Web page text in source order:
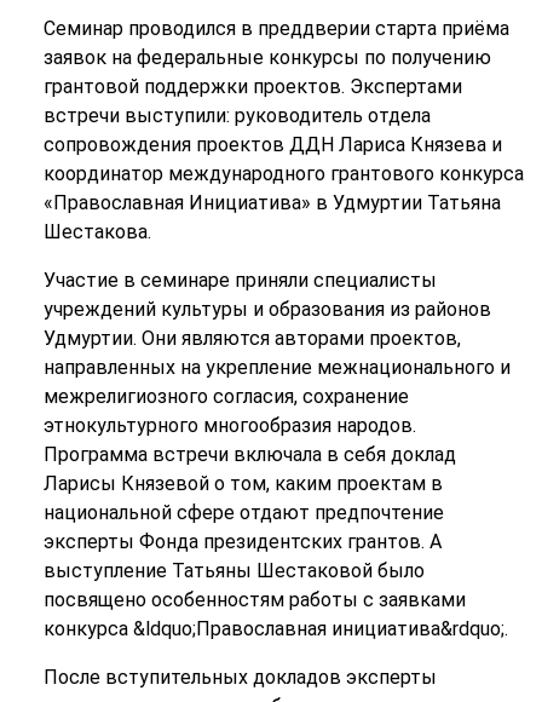
Семинар проводился в преддверии старта приёма
заявок на федеральные конкурсы по получению
грантовой поддержки проектов. Экспертами
встречи выступили: руководитель отдела
сопровождения проектов ДДН Лариса Князева и
координатор международного грантового конкурса
«Православная Инициатива» в Удмуртии Татьяна
Шестакова.
Участие в семинаре приняли специалисты
учреждений культуры и образования из районов
Удмуртии. Они являются авторами проектов,
направленных на укрепление межнационального и
межрелигиозного согласия, сохранение
этнокультурного многообразия народов.
Программа встречи включала в себя доклад
Ларисы Князевой о том, каким проектам в
национальной сфере отдают предпочтение
эксперты Фонда президентских грантов. А
выступление Татьяны Шестаковой было
посвящено особенностям работы с заявками
конкурса &ldquo;Православная инициатива&rdquo;.
После вступительных докладов эксперты